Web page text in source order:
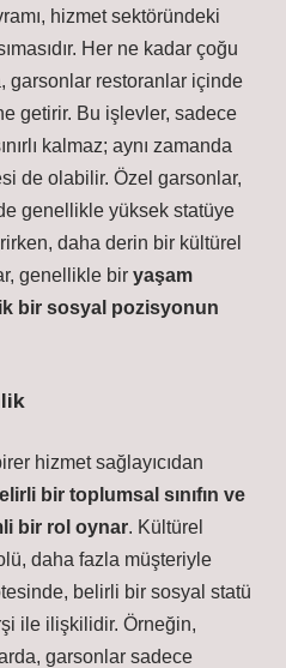
hizmet sektöründeki
Her ne kadar çoğu
garsonlar restoranlar içinde
getirir. Bu işlevler, sadece
kalmaz; aynı zamanda
de olabilir. Özel garsonlar,
genellikle yüksek statüye
daha derin bir kültürel
genellikle bir yaşam
bir sosyal pozisyonun
hizmet sağlayıcıdan
bir toplumsal sınıfın ve
bir rol oynar. Kültürel
daha fazla müşteriyle
belirli bir sosyal statü
ile ilişkilidir. Örneğin,
garsonlar sadece